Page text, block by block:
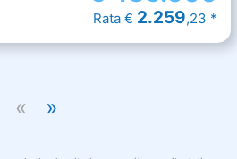
Rata € 2.259,23 *
« »